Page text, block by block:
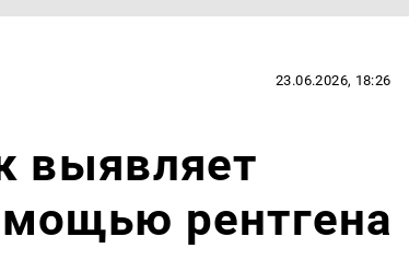
23.06.2026, 18:26
выявляет
рентгена